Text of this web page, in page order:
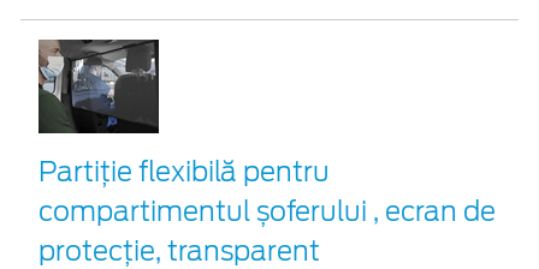
Partiție flexibilă pentru
compartimentul șoferului , ecran de
protecție, transparent